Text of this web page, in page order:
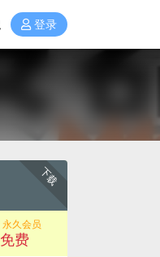
登录
下载
永久会员
免费